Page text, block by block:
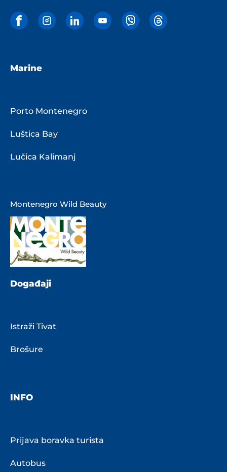
Marine
Porto Montenegro
Luštica Bay
Lučica Kalimanj
Montenegro Wild Beauty
Događaji
Istraži Tivat
Brošure
INFO
Prijava boravka turista
Autobus